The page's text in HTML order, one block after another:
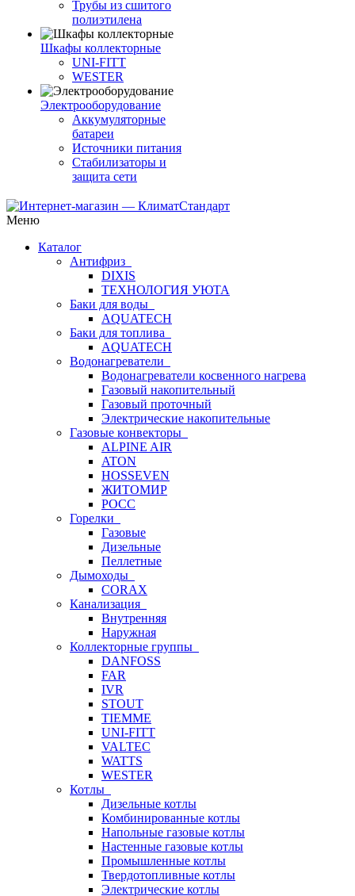
Трубы из сшитого
полиэтилена
Шкафы коллекторные
UNI-FITT
WESTER
Электрооборудование
Аккумуляторные
батареи
Источники питания
Стабилизаторы и
защита сети
Меню
Каталог
Антифриз
DIXIS
ТЕХНОЛОГИЯ УЮТА
Баки для воды
AQUATECH
Баки для топлива
AQUATECH
Водонагреватели
Водонагреватели косвенного нагрева
Газовый накопительный
Газовый проточный
Электрические накопительные
Газовые конвекторы
ALPINE AIR
ATON
HOSSEVEN
ЖИТОМИР
РОСС
Горелки
Газовые
Дизельные
Пеллетные
Дымоходы
CORAX
Канализация
Внутренняя
Наружная
Коллекторные группы
DANFOSS
FAR
IVR
STOUT
TIEMME
UNI-FITT
VALTEC
WATTS
WESTER
Котлы
Дизельные котлы
Комбинированные котлы
Напольные газовые котлы
Настенные газовые котлы
Промышленные котлы
Твердотопливные котлы
Электрические котлы